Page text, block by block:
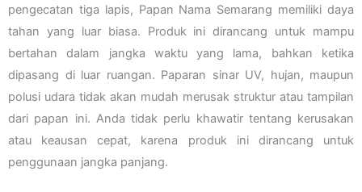
pengecatan tiga lapis, Papan Nama Semarang memiliki daya
tahan yang luar biasa. Produk ini dirancang untuk mampu
bertahan dalam jangka waktu yang lama, bahkan ketika
dipasang di luar ruangan. Paparan sinar UV, hujan, maupun
polusi udara tidak akan mudah merusak struktur atau tampilan
dari papan ini. Anda tidak perlu khawatir tentang kerusakan
atau keausan cepat, karena produk ini dirancang untuk
penggunaan jangka panjang.